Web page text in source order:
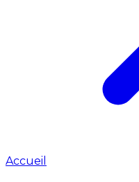
Accueil